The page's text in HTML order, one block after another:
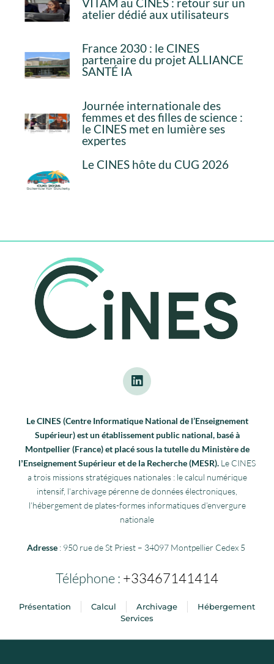
atelier dédié aux utilisateurs
France 2030 : le CINES
partenaire du projet ALLIANCE
SANTÉ IA
Journée internationale des
femmes et des filles de science :
le CINES met en lumière ses
expertes
Le CINES hôte du CUG 2026
Le CINES (Centre Informatique National de l’Enseignement
Supérieur) est un établissement public national, basé à
Montpellier (France) et placé sous la tutelle du Ministère de
lʼEnseignement Supérieur et de la Recherche (MESR). Le CINES
a trois missions stratégiques nationales : le calcul numérique
intensif, l’archivage pérenne de données électroniques,
l’hébergement de plates-formes informatiques d’envergure
nationale
Adresse : 950 rue de St Priest – 34097 Montpellier Cedex 5
Téléphone : +33467141414
Présentation Calcul Archivage
Hébergement
Services